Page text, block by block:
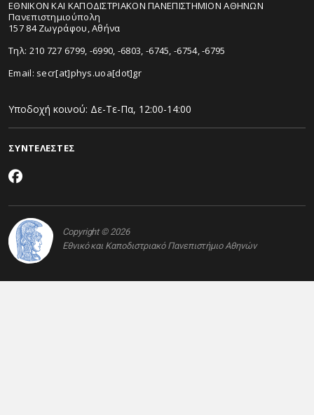
ΕΘΝΙΚΟΝ ΚΑΙ ΚΑΠΟΔΙΣΤΡΙΑΚΟΝ ΠΑΝΕΠΙΣΤΗΜΙΟΝ ΑΘΗΝΩΝ
Πανεπιστημιούπολη
157 84 Ζωγράφου, Αθήνα
Τηλ: 210 727 6799, -6990, -6803, -6745, -6754, -6795
Email: secr[at]phys.uoa[dot]gr
Υποδοχή κοινού: Δε-Τε-Πα, 12:00-14:00
ΣΥΝΤΕΛΕΣΤΕΣ
Copyright © 2026
Εθνικό και Καποδιστριακό Πανεπιστήμιο Αθηνών